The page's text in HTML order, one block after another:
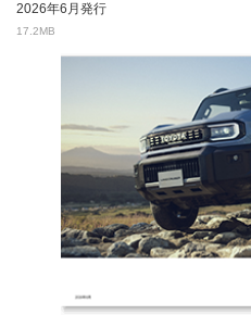
2026年6月発行
17.2MB